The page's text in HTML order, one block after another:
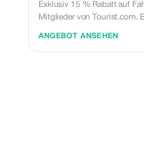
Exklusiv 15 % Rabatt auf
Mitglieder von Tourist.com.
Jede Vermietung beinhaltet:
ANGEBOT ANSEHEN